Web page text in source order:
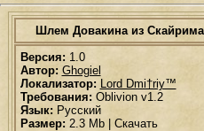
Шлем Довакина из Скайрима
Версия: 1.0
Автор: Ghogiel
Локализатор: Lord Dmi†riy™
Требования:Oblivion v1.2
Язык:Русский
Размер: 2.3 Mb | Скачать